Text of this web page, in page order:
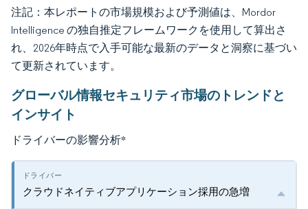
注記：本レポートの市場規模および予測値は、Mordor
Intelligence の独自推定フレームワークを使用して算出さ
れ、2026年時点で入手可能な最新のデータと洞察に基づい
て更新されています。
グローバル情報セキュリティ市場のトレンドと
インサイト
ドライバーの影響分析*
クラウドネイティブアプリケーション採用の急増